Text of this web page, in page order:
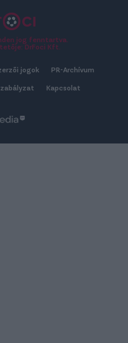
jog fenntartva.
DrFoci Kft.
jogok PR-Archívum
Kapcsolat